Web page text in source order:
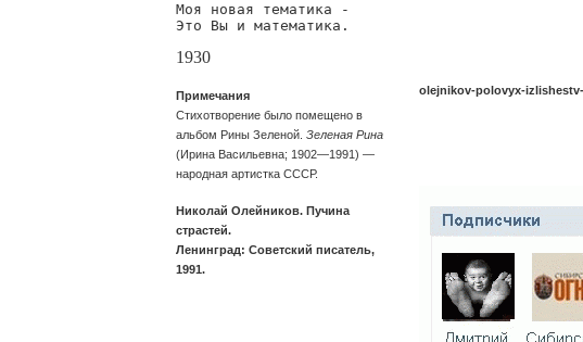
Моя новая тематика -
Это Вы и математика.
1930
Примечания
Стихотворение было помещено в
альбом Рины Зеленой. Зеленая Рина
(Ирина Васильевна; 1902—1991) —
народная артистка СССР.
Николай Олейников. Пучина
страстей.
Ленинград: Советский писатель,
1991.
olejnikov-polovyx-